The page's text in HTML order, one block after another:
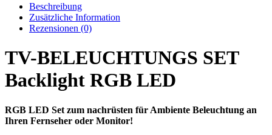
Beschreibung
Zusätzliche Information
Rezensionen (0)
TV-BELEUCHTUNGS SET
Backlight RGB LED
RGB LED Set zum nachrüsten für Ambiente Beleuchtung an
Ihren Fernseher oder Monitor!